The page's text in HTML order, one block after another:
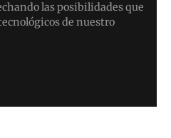
las posibilidades que
de nuestro